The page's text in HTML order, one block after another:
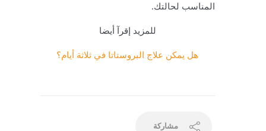
المناسب لحالتك.
للمزيد إقرآ أيضا
هل يمكن علاج البروستاتا في ثلاثة أيام؟
مشاركة